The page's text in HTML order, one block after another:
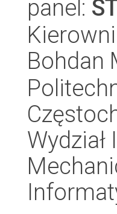
panel:
Bohdan
Wydział